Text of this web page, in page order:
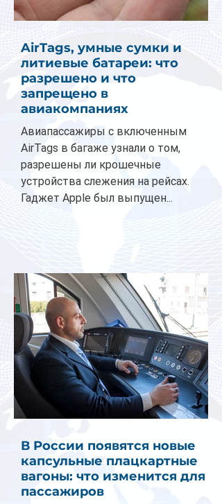
AirTags, умные сумки и
литиевые батареи: что
разрешено и что
запрещено в
авиакомпаниях
Авиапассажиры с включенным
AirTags в багаже узнали о том,
разрешены ли крошечные
устройства слежения на рейсах.
Гаджет Apple был выпущен...
В России появятся новые
капсульные плацкартные
вагоны: что изменится для
пассажиров